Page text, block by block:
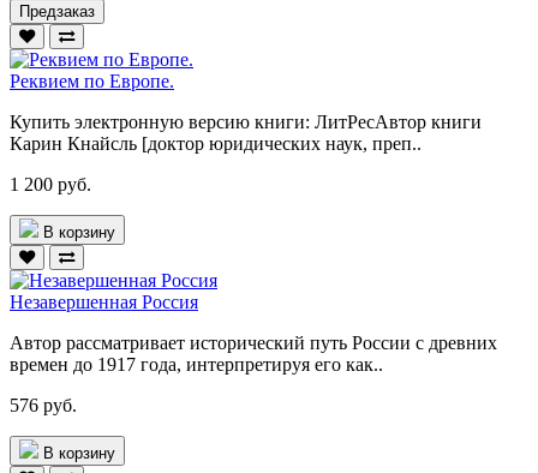
Предзаказ
Реквием по Европе.
Купить электронную версию книги: ЛитРесАвтор книги
Карин Кнайсль [доктор юридических наук, преп..
1 200 руб.
В корзину
Незавершенная Россия
Автор рассматривает исторический путь России с древних
времен до 1917 года, интерпретируя его как..
576 руб.
В корзину